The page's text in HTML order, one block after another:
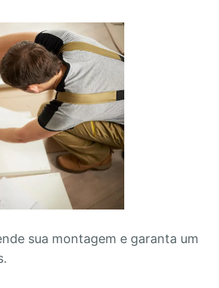
sua montagem e garanta um